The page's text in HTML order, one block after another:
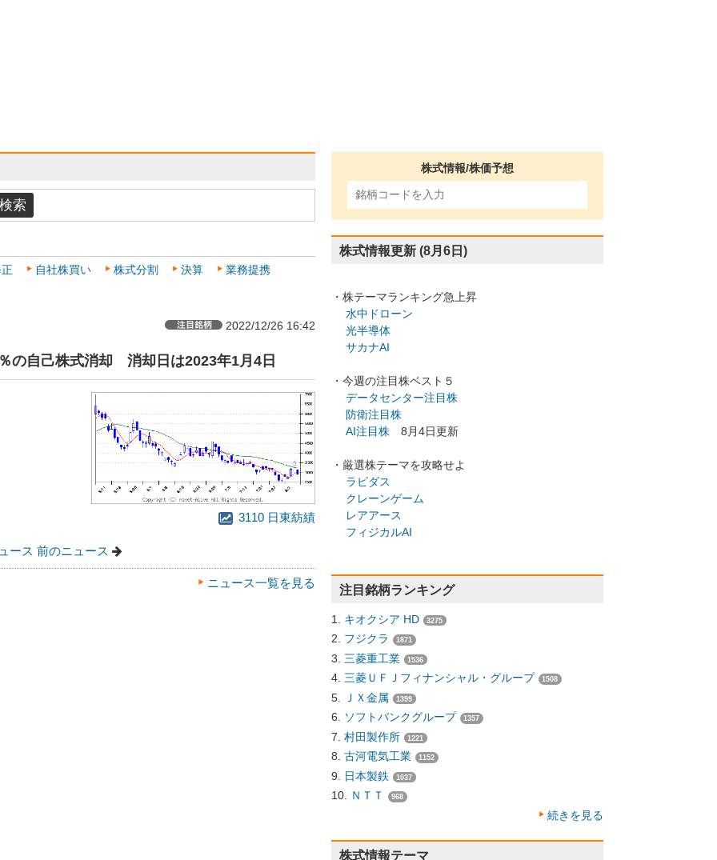
自社株買い 株式分割 決算
業務提携
2022/12/26 16:42
の自己株式消却 消却日は2023年1月4日
3110 日東紡績
ース 前のニュース
ニュース一覧を見る
株式情報/株価予想
株式情報更新 (8月6日)
・株テーマランキング急上昇
水中ドローン
光半導体
サカナAI
・今週の注目株ベスト５
データセンター注目株
防衛注目株
AI注目株 8月4日更新
・厳選株テーマを攻略せよ
ラピダス
クレーンゲーム
レアアース
フィジカルAI
注目銘柄ランキング
キオクシア HD 3275
フジクラ 1871
三菱重工業 1536
三菱ＵＦＪフィナンシャル・グループ 1508
ＪＸ金属 1399
ソフトバンクグループ 1357
村田製作所 1221
古河電気工業 1152
日本製鉄 1037
ＮＴＴ 968
続きを見る
株式情報テーマ